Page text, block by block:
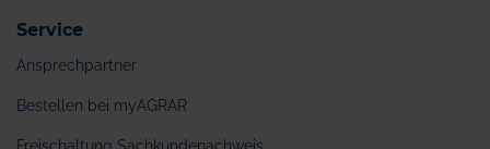
Service
Ansprechpartner
Bestellen bei myAGRAR